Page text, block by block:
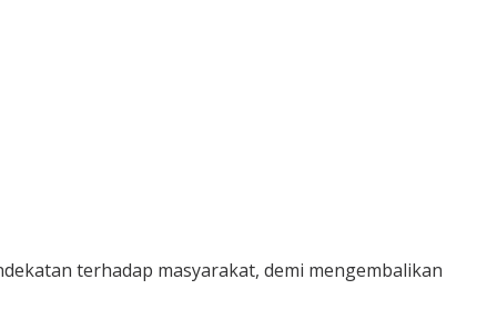
terhadap masyarakat, demi mengembalikan